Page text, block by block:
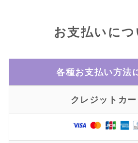
お支払いにつ
各種お支払い方法
クレジットカー